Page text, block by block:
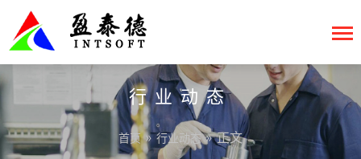
行业动态
首页 »行业动态» 正文